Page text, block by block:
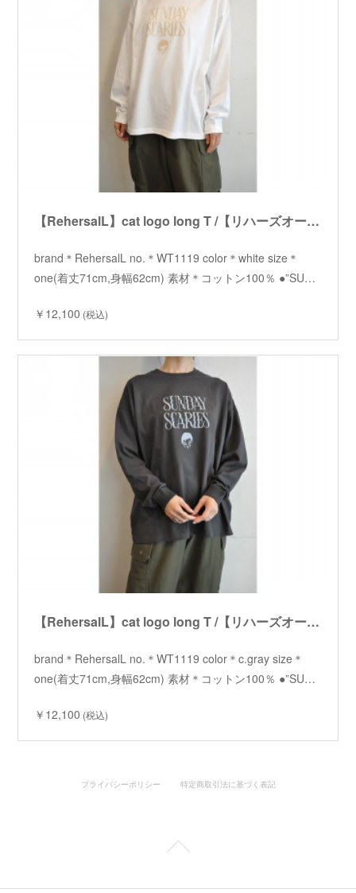
【RehersalL】cat logo long T /【リハーズオール】キャットロゴロンT
brand＊RehersalL no.＊WT1119 color＊white size＊
one(着丈71cm,身幅62cm) 素材＊コットン100％ ●”SU…
￥12,100 (税込)
【RehersalL】cat logo long T /【リハーズオール】キャットロゴロンT
brand＊RehersalL no.＊WT1119 color＊c.gray size＊
one(着丈71cm,身幅62cm) 素材＊コットン100％ ●”SU…
￥12,100 (税込)
プライバシーポリシー 特定商取引法に基づく表記